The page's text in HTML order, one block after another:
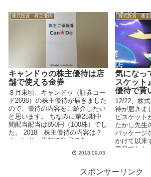
株式投資・株主優待
キャンドゥの株主優待は店
舗で使える金券
８月末頃、キャンドゥ（証券コー
ド2698）の株主優待が届きました
ので、優待の内容をご紹介したい
と思います。 ちなみに第25期中
間配当配当は850円（100株）でし
た。 2018 株主優待の内容は？
キャンドゥ店舗で利用でき...
2018.09.03
株式投資・株主
気になっ
スケット
優待で貰
12/22、株
待が届きま
ビスケット
たかし先生
パッケージ
かけて以来
商品でした
スポンサーリンク